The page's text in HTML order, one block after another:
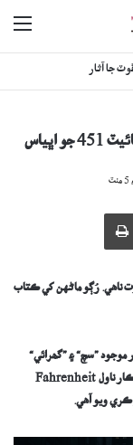
جو عزم
پرنٽ
ناهي. رُڳو ماڻهن کي ڪتاب
موجود ”سچ“ ۽ ”گھرائي“
ناولFahrenheit
ڪري ويو آهي.